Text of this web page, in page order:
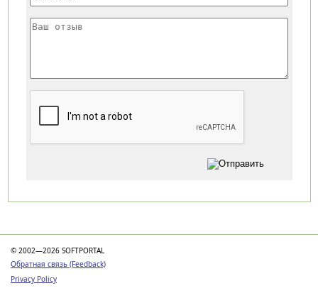
© 2002—2026 SOFTPORTAL
Обратная связь (Feedback)
Privacy Policy